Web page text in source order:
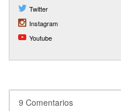
Twitter
Instagram
Youtube
9 Comentarios